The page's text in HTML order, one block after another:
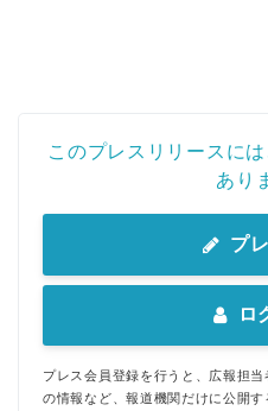
このプレスリリースに
あり
プ
ロ
プレス会員登録を行うと、広報担
の情報など、報道機関だけに公開